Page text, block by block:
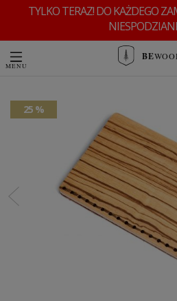
TYLKO TERAZ! DO KAŻDEGO
BE
25 %